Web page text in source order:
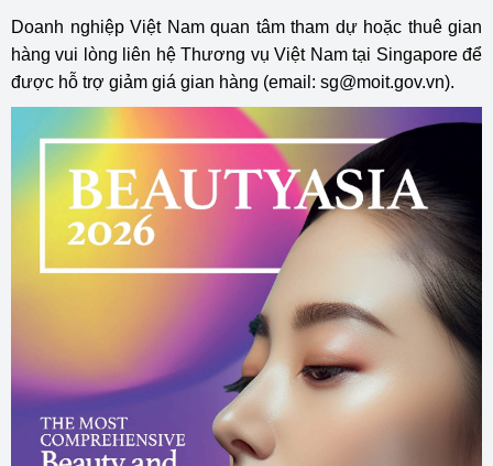
Doanh nghiệp Việt Nam quan tâm tham dự hoặc thuê gian
hàng vui lòng liên hệ Thương vụ Việt Nam tại Singapore để
được hỗ trợ giảm giá gian hàng (email: sg@moit.gov.vn).